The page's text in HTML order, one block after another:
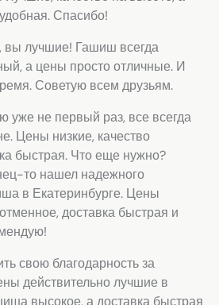
Спасибо!
вы лучшие! Гашиш всегда
а цены просто отличные. И
Советую всем друзьям.
уже не первый раз, все всегда
Цены низкие, качество
быстрая. Что еще нужно?
то нашел надежного
в Екатеринбурге. Цены
доставка быстрая и
свою благодарность за
действительно лучшие в
высокое, а доставка быстрая